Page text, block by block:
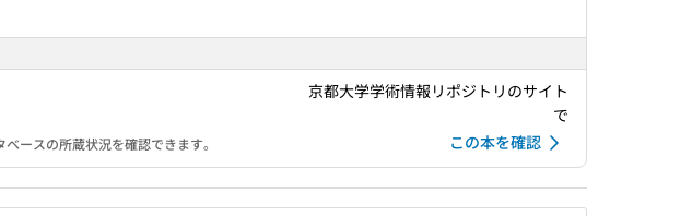
ースの所蔵状況を確認できます。
京都大学学術情報リポジトリのサイト
で
この本を確認